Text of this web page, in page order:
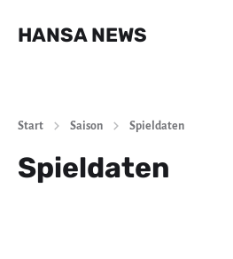
HANSA NEWS
Start Saison Spieldaten
Spieldaten